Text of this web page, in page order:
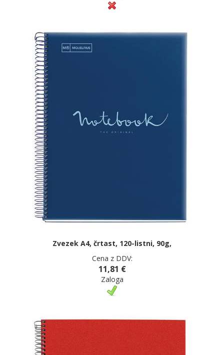
Zvezek A4, črtast, 120-listni, 90g,
Cena z DDV:
11,81 €
Zaloga